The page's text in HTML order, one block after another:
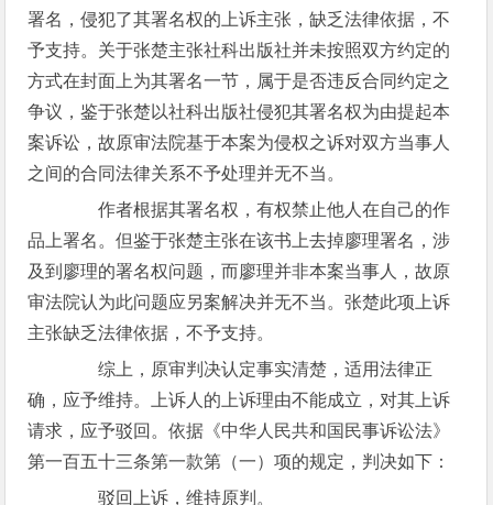
署名，侵犯了其署名权的上诉主张，缺乏法律依据，不
予支持。关于张楚主张社科出版社并未按照双方约定的
方式在封面上为其署名一节，属于是否违反合同约定之
争议，鉴于张楚以社科出版社侵犯其署名权为由提起本
案诉讼，故原审法院基于本案为侵权之诉对双方当事人
之间的合同法律关系不予处理并无不当。
作者根据其署名权，有权禁止他人在自己的作
品上署名。但鉴于张楚主张在该书上去掉廖理署名，涉
及到廖理的署名权问题，而廖理并非本案当事人，故原
审法院认为此问题应另案解决并无不当。张楚此项上诉
主张缺乏法律依据，不予支持。
综上，原审判决认定事实清楚，适用法律正
确，应予维持。上诉人的上诉理由不能成立，对其上诉
请求，应予驳回。依据《中华人民共和国民事诉讼法》
第一百五十三条第一款第（一）项的规定，判决如下：
驳回上诉，维持原判。